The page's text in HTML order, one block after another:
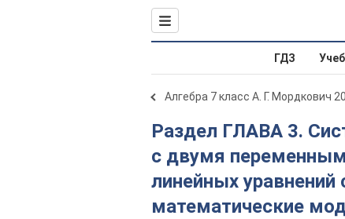
ГДЗ
Алгебра 7 класс А. Г. Мордкович
Раздел ГЛАВА 3. Системы из двух лнейных уравнений
с двумя
линейных
математические